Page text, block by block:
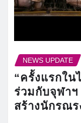
NEWS UPDATE
“ครั้งแรกใน
ร่วมกับจุฬา
สร้างนักรณ